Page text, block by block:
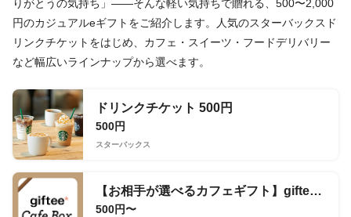
りがとうの気持ち」——そんな軽い気持ちで贈れる、500〜2,000
円のカジュアルeギフトをご紹介します。人気のスターバックスド
リンクチケットをはじめ、カフェ・スイーツ・フードデリバリー
など幅広いラインナップから選べます。
ドリンクチケット 500円
500円
スターバックス
【お相手が選べるカフェギフト】giftee Cafe Box
500円〜